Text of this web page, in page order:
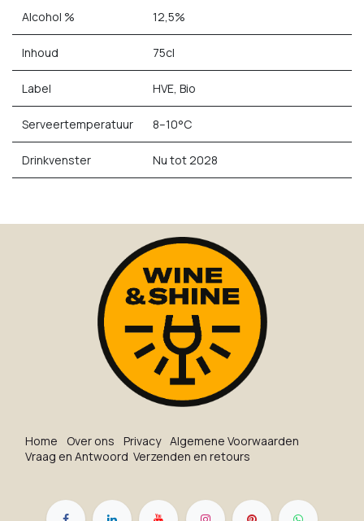
Alcohol % 12,5%
Inhoud 75cl
Label HVE, Bio
Serveertemperatuur 8–10°C
Drinkvenster Nu tot 2028
Ho​me O​ve​r on​s Privacy Algemene Voorwaarden
Vraag en Antwoord Verzenden en retours